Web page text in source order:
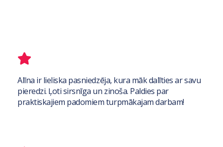
Alīna ir lieliska pasniedzēja, kura māk dalīties ar savu
pieredzi. Ļoti sirsnīga un zinoša. Paldies par
praktiskajiem padomiem turpmākajam darbam!